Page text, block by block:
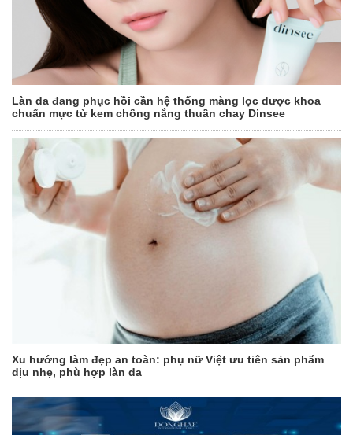
Làn da đang phục hồi cần hệ thống màng lọc dược khoa
chuẩn mực từ kem chống nắng thuần chay Dinsee
Xu hướng làm đẹp an toàn: phụ nữ Việt ưu tiên sản phẩm
dịu nhẹ, phù hợp làn da